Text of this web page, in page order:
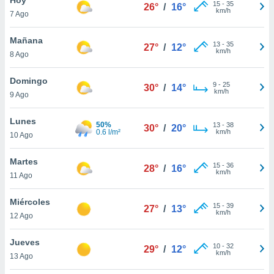
en
más
nuestra
de
cookies
aceptar
7 Ago
26° / 16° 15- 35
km/h
Mañana
8 Ago
27° / 12° 13- 35
km/h
Domingo
9 Ago
30° / 14° 9- 25
km/h
Lunes
10 Ago
50%
0.6 l/m²
30° / 20° 13- 38
km/h
Martes
11 Ago
28° / 16° 15- 36
km/h
Miércoles
12 Ago
27° / 13° 15- 39
km/h
Jueves
13 Ago
29° / 12° 10- 32
km/h